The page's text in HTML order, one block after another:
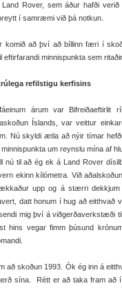
Land Rover, sem áður hafði
í samræmi við þá notkun.
komið að því að bíllinn færi í
eftirfarandi minnispunkta sem
refilstigu kerfisins
árum var
Íslands, var veittur
Nú skyldi ætla að nýir tímar
um reynslu mína af
nú til að ég ek á Land Rover
ekinn kílómetra. Við
upp og á stærri dekkjum
datt honum í hug að
mig því á viðgerðaverkstæði
hins vegar fimm þúsund
að skoðun 1993. Ók ég inn á
sína. Rétt er að taka fram